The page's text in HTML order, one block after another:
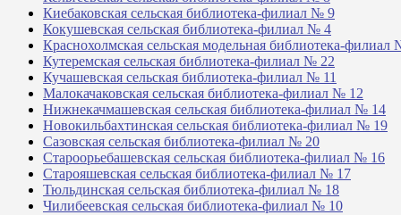
Киебаковская сельская библиотека-филиал № 9
Кокушевская сельская библиотека-филиал № 4
Краснохолмская сельская модельная библиотека-филиал
Кутеремская сельская библиотека-филиал № 22
Кучашевская сельская библиотека-филиал № 11
Малокачаковская сельская библиотека-филиал № 12
Нижнекачмашевская сельская библиотека-филиал № 14
Новокильбахтинская сельская библиотека-филиал № 19
Сазовская сельская библиотека-филиал № 20
Староорьебашевская сельская библиотека-филиал № 16
Старояшевская сельская библиотека-филиал № 17
Тюльдинская сельская библиотека-филиал № 18
Чилибеевская сельская библиотека-филиал № 10